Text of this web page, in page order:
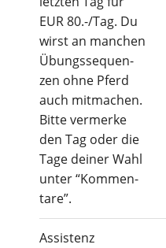
EUR 80.-/Tag. Du
wirst an man­chen
Übungs­se­quen­
zen ohne Pferd
auch mit­ma­chen.
Bit­te ver­mer­ke
den Tag oder die
Tage dei­ner Wahl
unter “Kom­men­
ta­re”.
Assis­tenz